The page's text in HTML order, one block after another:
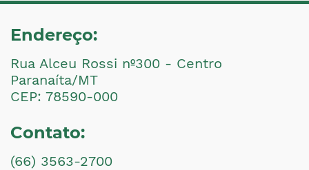
Endereço:
Rua Alceu Rossi nº300 - Centro
Paranaíta/MT
CEP: 78590-000
Contato:
(66) 3563-2700